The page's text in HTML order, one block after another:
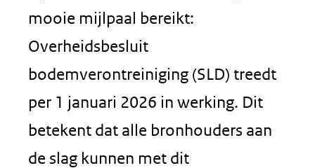
mooie mijlpaal bereikt:
Overheidsbesluit
bodemverontreiniging (SLD) treedt
per 1 januari 2026 in werking. Dit
betekent dat alle bronhouders aan
de slag kunnen met dit